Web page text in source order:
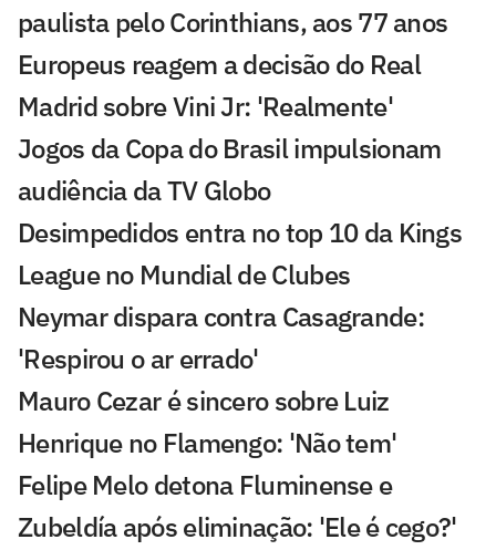
paulista pelo Corinthians, aos 77 anos
Europeus reagem a decisão do Real
Madrid sobre Vini Jr: 'Realmente'
Jogos da Copa do Brasil impulsionam
audiência da TV Globo
Desimpedidos entra no top 10 da Kings
League no Mundial de Clubes
Neymar dispara contra Casagrande:
'Respirou o ar errado'
Mauro Cezar é sincero sobre Luiz
Henrique no Flamengo: 'Não tem'
Felipe Melo detona Fluminense e
Zubeldía após eliminação: 'Ele é cego?'